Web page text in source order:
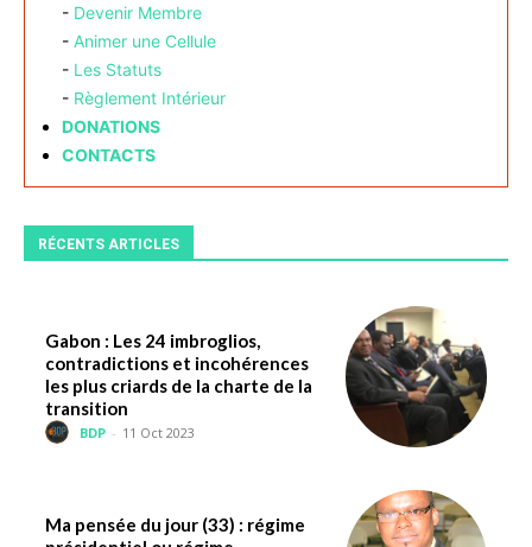
- Devenir Membre
- Animer une Cellule
- Les Statuts
- Règlement Intérieur
DONATIONS
CONTACTS
RÉCENTS ARTICLES
Gabon : Les 24 imbroglios,
contradictions et incohérences
les plus criards de la charte de la
transition
BDP - 11 Oct 2023
Ma pensée du jour (33) : régime